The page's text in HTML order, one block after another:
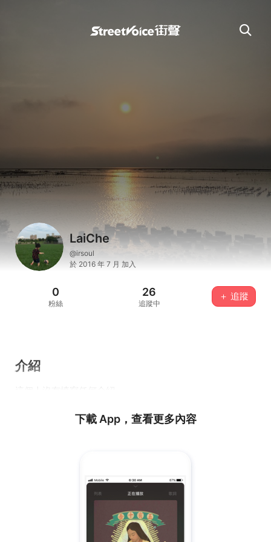
LaiChe
@irsoul
於 2016 年 7 月 加入
0
粉絲
26
追蹤中
＋ 追蹤
介紹
下載 App，查看更多內容